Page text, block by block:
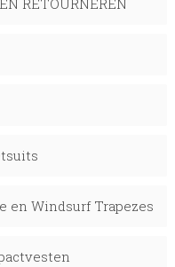
RETOURNEREN
en Windsurf Trapezes